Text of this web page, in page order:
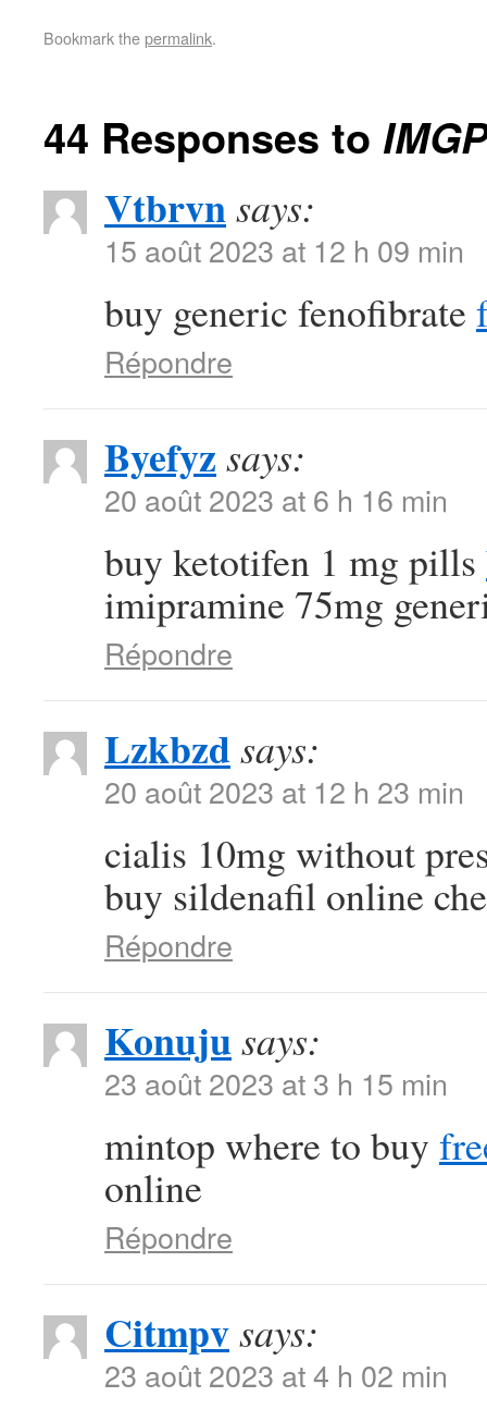
Bookmark thepermalink.
44 Responses to
Vtbrvnsays:
15 août 2023 at 12 h 09 min
buy generic fenofibrate
Répondre
Byefyz says:
20 août 2023 at 6 h 16 min
buy ketotifen 1 mg pills
imipramine 75mg
Répondre
Lzkbzdsays:
20 août 2023 at 12 h 23 min
cialis 10mg without
buy sildenafil online
Répondre
Konujusays:
23 août 2023 at 3 h 15 min
mintop where to buy
online
Répondre
Citmpvsays:
23 août 2023 at 4 h 02 min